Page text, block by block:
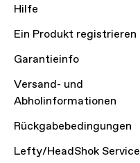
Hilfe
Ein Produkt registrieren
Garantieinfo
Versand- und
Abholinformationen
Rückgabebedingungen
Lefty/HeadShok Service